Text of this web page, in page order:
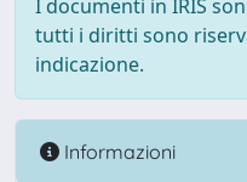
I documenti in IRIS
tutti i diritti sono
indicazione.
Informazioni